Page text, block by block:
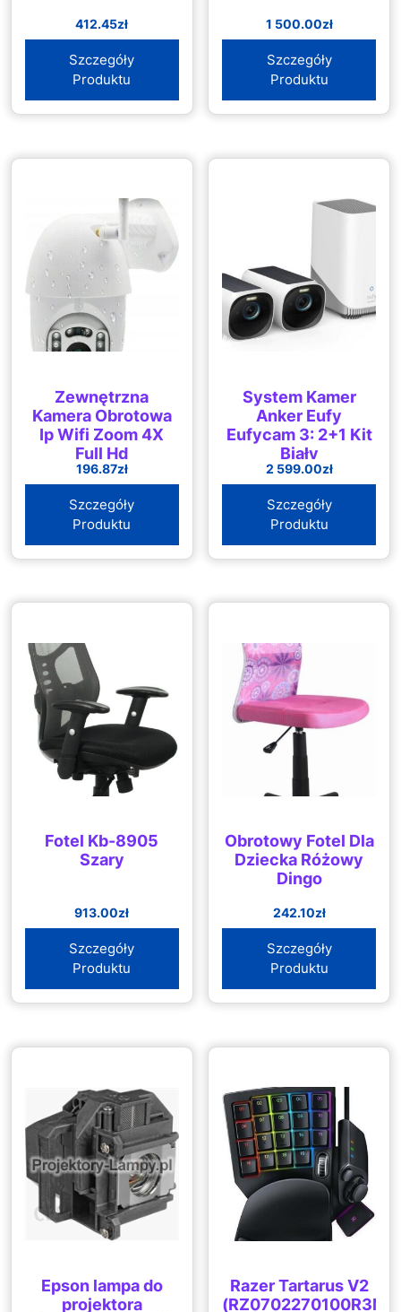
412.45zł
Szczegóły
Produktu
1 500.00zł
Szczegóły
Produktu
Zewnętrzna
Kamera Obrotowa
Ip Wifi Zoom 4X
Full Hd
196.87zł
Szczegóły
Produktu
System Kamer
Anker Eufy
Eufycam 3: 2+1 Kit
Biały
2 599.00zł
Szczegóły
Produktu
Fotel Kb-8905
Szary
913.00zł
Szczegóły
Produktu
Obrotowy Fotel Dla
Dziecka Różowy
Dingo
242.10zł
Szczegóły
Produktu
Epson lampa do
projektora
Razer Tartarus V2
(RZ0702270100R3M1)